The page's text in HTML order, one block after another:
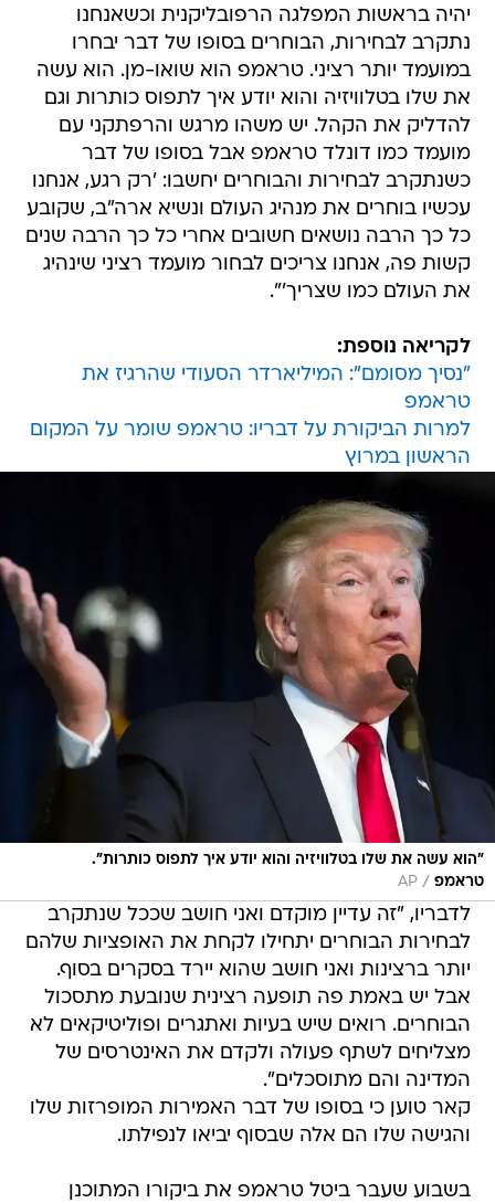
יהיה בראשות המפלגה הרפובליקנית וכשאנחנו
נתקרב לבחירות, הבוחרים בסופו של דבר יבחרו
במועמד יותר רציני. טראמפ הוא שואו-מן. הוא עשה
את שלו בטלוויזיה והוא יודע איך לתפוס כותרות וגם
להדליק את הקהל. יש משהו מרגש והרפתקני עם
מועמד כמו דונלד טראמפ אבל בסופו של דבר
כשנתקרב לבחירות והבוחרים יחשבו: 'רק רגע, אנחנו
עכשיו בוחרים את מנהיג העולם ונשיא ארה"ב, שקובע
כל כך הרבה נושאים חשובים אחרי כל כך הרבה שנים
קשות פה, אנחנו צריכים לבחור מועמד רציני שינהיג
את העולם כמו שצריך'".
לקריאה נוספת:
"נסיך מסומם": המיליארדר הסעודי שהרגיז את
טראמפ
למרות הביקורת על דבריו: טראמפ שומר על המקום
הראשון במרוץ
"הוא עשה את שלו בטלוויזיה והוא יודע איך לתפוס כותרות".
טראמפ /
AP
לדבריו, "זה עדיין מוקדם ואני חושב שככל שנתקרב
לבחירות הבוחרים יתחילו לקחת את האופציות שלהם
יותר ברצינות ואני חושב שהוא יירד בסקרים בסוף.
אבל יש באמת פה תופעה רצינית שנובעת מתסכול
הבוחרים. רואים שיש בעיות ואתגרים ופוליטיקאים לא
מצליחים לשתף פעולה ולקדם את האינטרסים של
המדינה והם מתוסכלים".
קאר טוען כי בסופו של דבר האמירות המופרזות שלו
והגישה שלו הם אלה שבסוף יביאו לנפילתו.
בשבוע שעבר ביטל טראמפ את ביקורו המתוכנן